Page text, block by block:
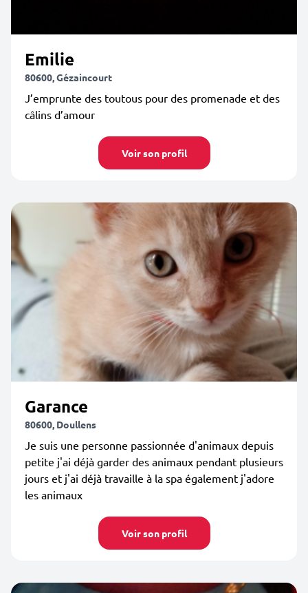
Emilie
80600, Gézaincourt
J’emprunte des toutous pour des promenade et des
câlins d’amour
Voir son profil
Garance
80600, Doullens
Je suis une personne passionnée d'animaux depuis
petite j'ai déjà garder des animaux pendant plusieurs
jours et j'ai déjà travaille à la spa également j'adore
les animaux
Voir son profil